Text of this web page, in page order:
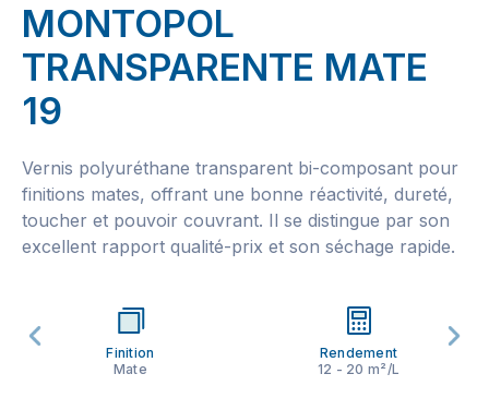
MONTOPOL
TRANSPARENTE MATE
19
Vernis polyuréthane transparent bi-composant pour
finitions mates, offrant une bonne réactivité, dureté,
toucher et pouvoir couvrant. Il se distingue par son
excellent rapport qualité-prix et son séchage rapide.
Finition
Mate
Rendement
12 - 20 m²/L